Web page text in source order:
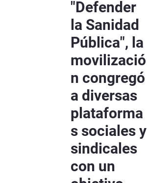
"Defender
la Sanidad
Pública", la
movilizació
n congregó
a diversas
plataforma
s sociales y
sindicales
con un